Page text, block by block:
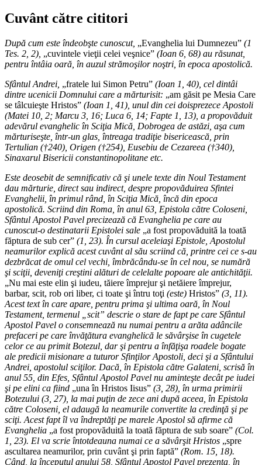
Cuvânt către cititori
După cum este îndeobşte cunoscut, „Evanghelia lui Dumnezeu” (1
Tes. 2, 2), „cuvintele vieţii celei veşnice” (Ioan 6, 68) au răsunat,
pentru întâia oară, în auzul strămoşilor noştri, în epoca apostolică.
Sfântul Andrei, „fratele lui Simon Petru” (Ioan 1, 40), cel dintâi
dintre ucenicii Domnului care a mărturisit: „am găsit pe Mesia Care
se tâlcuieşte Hristos” (Ioan 1, 41), unul din cei doisprezece Apostoli
(Matei 10, 2; Marcu 3, 16; Luca 6, 14; Fapte 1, 13), a propovăduit
adevărul evanghelic în Sciţia Mică, Dobrogea de astăzi, aşa cum
mărturiseşte, într-un glas, întreaga tradiţie bisericească, prin
Tertulian (†240), Origen (†254), Eusebiu de Cezareea (†340),
Sinaxarul Bisericii constantinopolitane etc.
Este deosebit de semnificativ că şi unele texte din Noul Testament
dau mărturie, direct sau indirect, despre propovăduirea Sfintei
Evanghelii, în primul rând, în Sciţia Mică, încă din epoca
apostolică. Scriind din Roma, în anul 63, Epistola către Coloseni,
Sfântul Apostol Pavel precizează că Evanghelia pe care au
cunoscut-o destinatarii Epistolei sale „a fost propovăduită la toată
făptura de sub cer” (1, 23). În cursul aceleiaşi Epistole, Apostolul
neamurilor explică acest cuvânt al său scriind că, printre cei ce s-au
dezbrăcat de omul cel vechi, îmbrăcându-se în cel nou, se numără
şi sciţii, deveniţi creştini alături de celelalte popoare ale antichităţii.
„Nu mai este elin şi iudeu, tăiere împrejur şi netăiere împrejur,
barbar, scit, rob ori liber, ci toate şi întru toţi (este) Hristos” (3, 11).
Acest text în care apare, pentru prima şi ultima oară, în Noul
Testament, termenul „scit” descrie o stare de fapt pe care Sfântul
Apostol Pavel o consemnează nu numai pentru a arăta adâncile
prefaceri pe care învăţătura evanghelică le săvârşise în cugetele
celor ce au primit Botezul, dar şi pentru a înfăţişa roadele bogate
ale predicii misionare a tuturor Sfinţilor Apostoli, deci şi a Sfântului
Andrei, apostolul sciţilor. Dacă, în Epistola către Galateni, scrisă în
anul 55, din Efes, Sfântul Apostol Pavel nu aminteşte decât pe iudei
şi pe elini ca fiind „una în Hristos Iisus” (3, 28), în urma primirii
Botezului (3, 27), la mai puţin de zece ani după aceea, în Epistola
către Coloseni, el adaugă la neamurile convertite la credinţă şi pe
sciţi. Acest fapt îl va îndreptăţi pe marele Apostol să afirme că
Evanghelia „a fost propovăduită la toată făptura de sub soare” (Col.
1, 23). El va scrie întotdeauna numai ce a săvârşit Hristos „spre
ascultarea neamurilor, prin cuvânt şi prin faptă” (Rom. 15, 18).
Când, la începutul anului 58, Sfântul Apostol Pavel prezenta, în